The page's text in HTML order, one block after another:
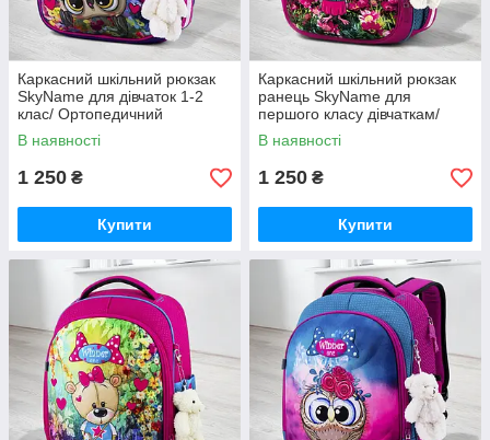
Каркасний шкільний рюкзак
SkyName для дівчаток 1-2
клас/ Ортопедичний
фіолетовий портфель з
совою для дітей
В наявності
1 250 ₴
Купити
Каркасний шкільний рюкзак
ранець SkyName для
першого класу дівчаткам/
Ортопедичний портфель
рожевий з мишкою в школу
В наявності
1 250 ₴
Купити